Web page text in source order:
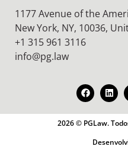
1177 Avenue of the
New York, NY, 10036,
+1 315 961 3116
info@pg.law
2026 © PGLaw.